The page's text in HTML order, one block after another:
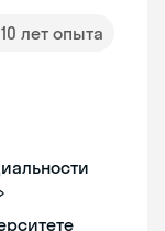
10 лет опыта